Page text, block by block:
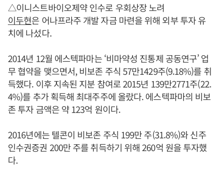
△이니스트바이오제약 인수로 우회상장 노려
이두현은 어나프라주 개발 자금 마련을 위해 외부 투자 유
치에 나섰다.
2014년 12월 에스텍파마는 ‘비마약성 진통제 공동연구’ 업
무 협약을 맺으면서, 비보존 주식 57만1429주(9.18%)를 취
득했다. 이후 지속된 지분 참여로 2015년 139만2771주(22.
4%)를 추가 획득해 최대주주에 올랐다. 에스텍파마의 비보
존 투자 금액은 약 123억 원이다.
2016년에는 텔콘이 비보존 주식 199만 주(31.8%)와 신주
인수권증권 200만 주를 취득하기 위해 260억 원을 투자했
다.